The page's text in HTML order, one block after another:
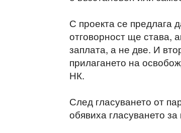
С проекта се предлага
отговорност ще става,
заплата, а не две. И
прилагането на
НК.
След гласуването от
обявиха гласуването